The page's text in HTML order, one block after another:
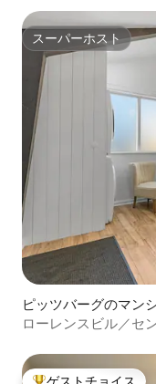
スーパーホスト
スーパーホスト
ピッツバーグのマン
ローレンスビル／セ